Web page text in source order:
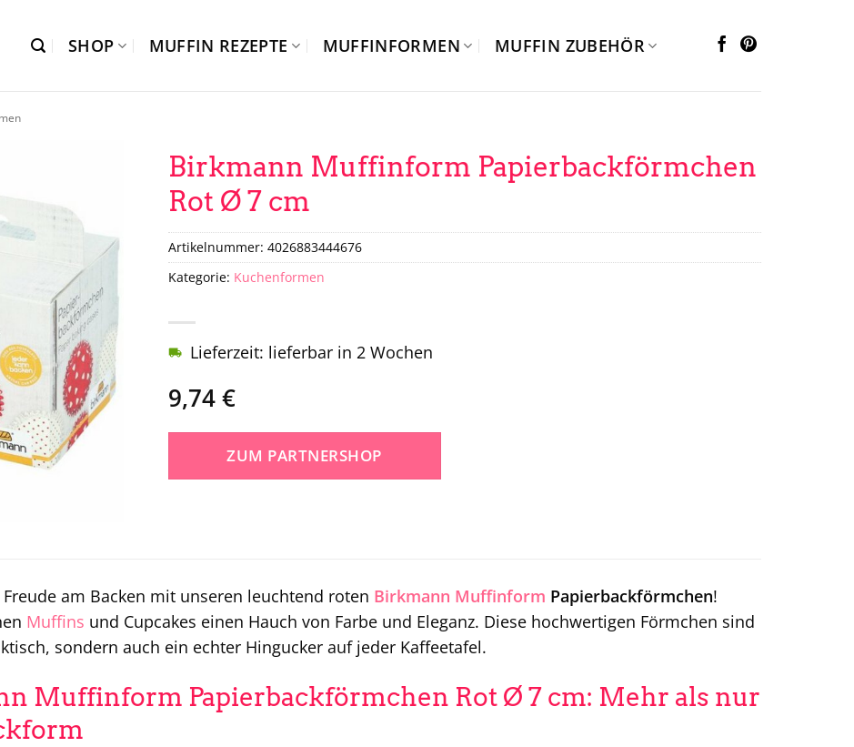
SHOP MUFFIN REZEPTE MUFFINFORMEN MUFFIN ZUBEHÖR
Birkmann Muffinform Papierbackförmchen
Rot Ø 7 cm
9,74€
Lieferzeit: lieferbar in 2 Wochen
ZUM PARTNERSHOP
Artikelnummer: 4026883444676
Kategorie: Kuchenformen
Freude am Backen mit unseren leuchtend roten Birkmann Muffinform Papierbackförmchen!
Muffins und Cupcakes einen Hauch von Farbe und Eleganz. Diese hochwertigen Förmchen sind
sondern auch ein echter Hingucker auf jeder Kaffeetafel.
Muffinform Papierbackförmchen Rot Ø 7 cm: Mehr als nur